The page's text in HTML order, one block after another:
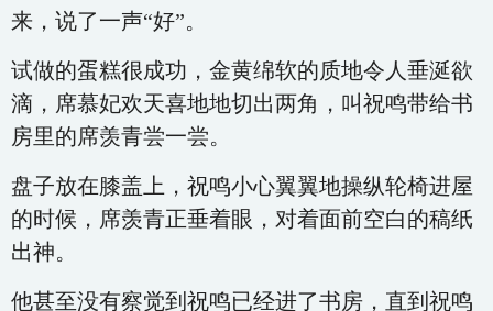
来，说了一声“好”。
试做的蛋糕很成功，金黄绵软的质地令人垂涎欲
滴，席慕妃欢天喜地地切出两角，叫祝鸣带给书
房里的席羡青尝一尝。
盘子放在膝盖上，祝鸣小心翼翼地操纵轮椅进屋
的时候，席羡青正垂着眼，对着面前空白的稿纸
出神。
他甚至没有察觉到祝鸣已经进了书房，直到祝鸣